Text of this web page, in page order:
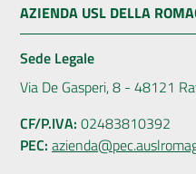
AZIENDA USL DELLA
Sede Legale
Via De Gasperi, 8 - 48121
CF/P.IVA: 02483810392
PEC: